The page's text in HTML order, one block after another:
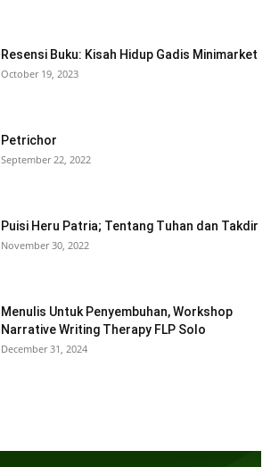
Resensi Buku: Kisah Hidup Gadis Minimarket
October 19, 2023
Petrichor
September 22, 2022
Puisi Heru Patria; Tentang Tuhan dan Takdir
November 30, 2022
Menulis Untuk Penyembuhan, Workshop
Narrative Writing Therapy FLP Solo
December 31, 2024